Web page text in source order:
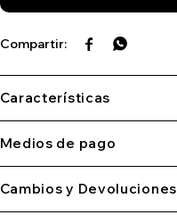
 
Características
Medios de pago
Cambios y Devoluciones